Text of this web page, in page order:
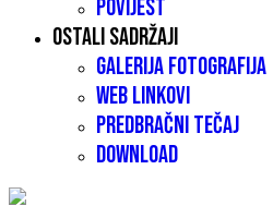
Povijest
Ostali sadržaji
Galerija fotografija
Web linkovi
Predbračni tečaj
Download